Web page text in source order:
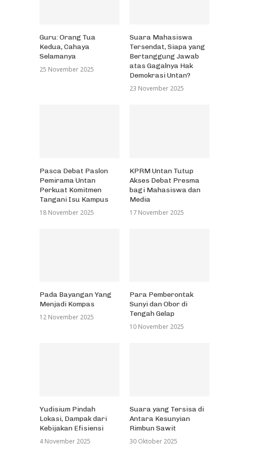
Guru: Orang Tua
Kedua, Cahaya
Selamanya
25 November 2025
Suara Mahasiswa
Tersendat, Siapa yang
Bertanggung Jawab
atas Gagalnya Hak
Demokrasi Untan?
23 November 2025
Pasca Debat Paslon
Pemirama Untan
Perkuat Komitmen
Tangani Isu Kampus
18 November 2025
KPRM Untan Tutup
Akses Debat Presma
bagi Mahasiswa dan
Media
17 November 2025
Pada Bayangan Yang
Menjadi Kompas
12 November 2025
Para Pemberontak
Sunyi dan Obor di
Tengah Gelap
10 November 2025
Yudisium Pindah
Lokasi, Dampak dari
Kebijakan Efisiensi
4 November 2025
Suara yang Tersisa di
Antara Kesunyian
Rimbun Sawit
30 Oktober 2025